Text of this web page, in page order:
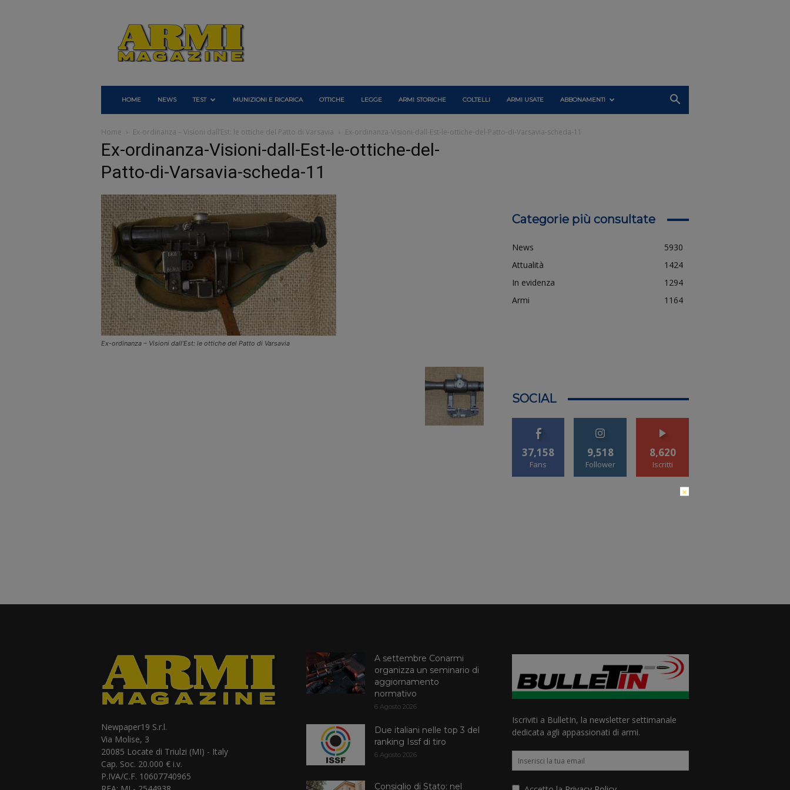
Armi
Magazine
HOME NEWS TEST MUNIZIONI E RICARICA OTTICHE LEGGE ARMI STORICHE COLTELLI ARMI USATE ABBONAMENTI
Home Ex-ordinanza – Visioni dall’Est: le ottiche del Patto di Varsavia Ex-ordinanza-Visioni-dall-Est-le-ottiche-del-Patto-di-Varsavia-scheda-11
Ex-ordinanza-Visioni-dall-Est-le-ottiche-del-
Patto-di-Varsavia-scheda-11
Ex-ordinanza – Visioni dall’Est: le ottiche del Patto di Varsavia
Categorie più consultate
News
5930
Attualità
1424
In evidenza
1294
Armi
1164
SOCIAL
37,158
Fans
9,518
Follower
8,620
Iscritti
Newpaper19 S.r.l.
Via Molise, 3
20085 Locate di Triulzi (MI) - Italy
Cap. Soc. 20.000 € i.v.
P.IVA/C.F. 10607740965
A settembre Conarmi
organizza un seminario di
aggiornamento
normativo
6 Agosto 2026
Due italiani nelle top 3 del
ranking Issf di tiro
6 Agosto 2026
Consiglio di Stato: nel
Iscriviti a BulletIn, la newsletter settimanale
dedicata agli appassionati di armi.
×